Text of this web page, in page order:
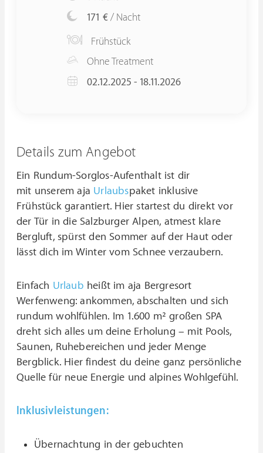
171 € / Nacht
Frühstück
Ohne Treatment
02.12.2025 - 18.11.2026
Details zum Angebot
Ein Rundum-Sorglos-Aufenthalt ist dir
mit unserem aja Urlaubspaket inklusive
Frühstück garantiert. Hier startest du direkt vor
der Tür in die Salzburger Alpen, atmest klare
Bergluft, spürst den Sommer auf der Haut oder
lässt dich im Winter vom Schnee verzaubern.
Einfach Urlaub heißt im aja Bergresort
Werfenweng: ankommen, abschalten und sich
rundum wohlfühlen. Im 1.600 m² großen SPA
dreht sich alles um deine Erholung – mit Pools,
Saunen, Ruhebereichen und jeder Menge
Bergblick. Hier findest du deine ganz persönliche
Quelle für neue Energie und alpines Wohlgefühl.
Inklusivleistungen:
Übernachtung in der gebuchten